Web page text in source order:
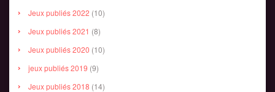
Jeux publiés 2022 (10)
Jeux publiés 2021 (8)
Jeux publiés 2020 (10)
jeux publiés 2019 (9)
Jeux publiés 2018 (14)